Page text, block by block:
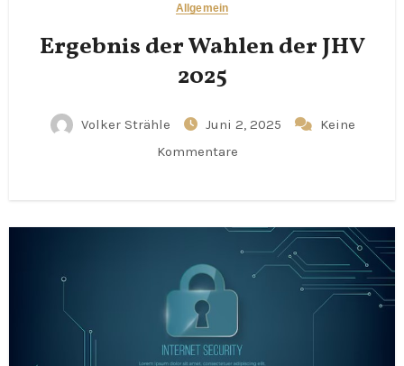
Allgemein
Ergebnis der Wahlen der JHV
2025
Volker Strähle Juni 2, 2025
Keine
Kommentare